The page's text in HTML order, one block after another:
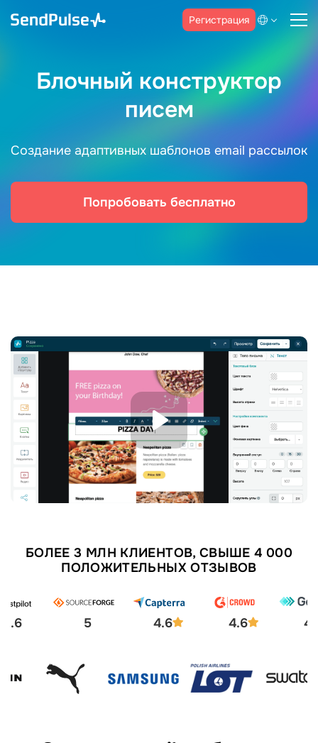
Регистрация
Блочный конструктор
писем
Создание адаптивных шаблонов email рассылок
Попробовать бесплатно
БОЛЕЕ 3 МЛН КЛИЕНТОВ, СВЫШЕ 4 000
ПОЛОЖИТЕЛЬНЫХ ОТЗЫВОВ
4.6 5 4.6 4.6